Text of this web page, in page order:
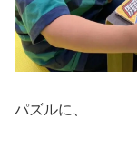
パズルに、